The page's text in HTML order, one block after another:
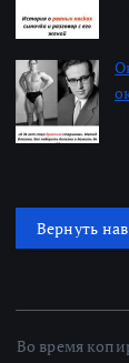
Вернуть
Во время